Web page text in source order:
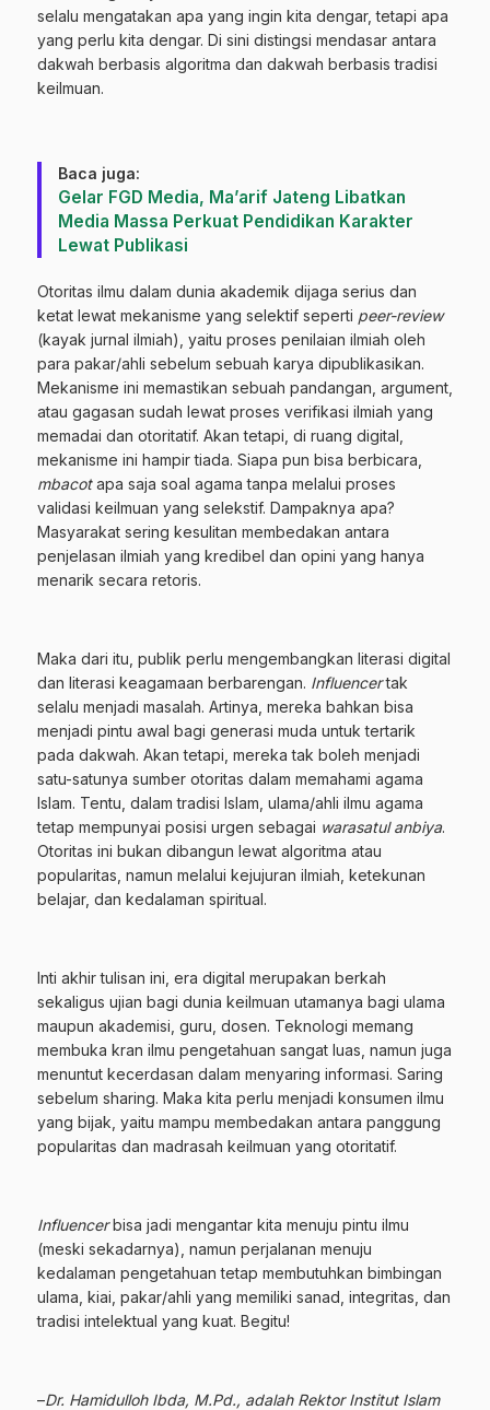
selalu mengatakan apa yang ingin kita dengar, tetapi apa
yang perlu kita dengar. Di sini distingsi mendasar antara
dakwah berbasis algoritma dan dakwah berbasis tradisi
keilmuan.
Baca juga:
‎Gelar FGD Media, Ma’arif Jateng Libatkan
Media Massa Perkuat Pendidikan Karakter
Lewat Publikasi
Otoritas ilmu dalam dunia akademik dijaga serius dan
ketat lewat mekanisme yang selektif seperti peer-review
(kayak jurnal ilmiah), yaitu proses penilaian ilmiah oleh
para pakar/ahli sebelum sebuah karya dipublikasikan.
Mekanisme ini memastikan sebuah pandangan, argument,
atau gagasan sudah lewat proses verifikasi ilmiah yang
memadai dan otoritatif. Akan tetapi, di ruang digital,
mekanisme ini hampir tiada. Siapa pun bisa berbicara,
mbacotapa saja soal agama tanpa melalui proses
validasi keilmuan yang selekstif. Dampaknya apa?
Masyarakat sering kesulitan membedakan antara
penjelasan ilmiah yang kredibel dan opini yang hanya
menarik secara retoris.
Maka dari itu, publik perlu mengembangkan literasi digital
dan literasi keagamaan berbarengan. Influencertak
selalu menjadi masalah. Artinya, mereka bahkan bisa
menjadi pintu awal bagi generasi muda untuk tertarik
pada dakwah. Akan tetapi, mereka tak boleh menjadi
satu-satunya sumber otoritas dalam memahami agama
Islam. Tentu, dalam tradisi Islam, ulama/ahli ilmu agama
tetap mempunyai posisi urgen sebagai warasatul anbiya.
Otoritas ini bukan dibangun lewat algoritma atau
popularitas, namun melalui kejujuran ilmiah, ketekunan
belajar, dan kedalaman spiritual.
Inti akhir tulisan ini, era digital merupakan berkah
sekaligus ujian bagi dunia keilmuan utamanya bagi ulama
maupun akademisi, guru, dosen. Teknologi memang
membuka kran ilmu pengetahuan sangat luas, namun juga
menuntut kecerdasan dalam menyaring informasi. Saring
sebelum sharing. Maka kita perlu menjadi konsumen ilmu
yang bijak, yaitu mampu membedakan antara panggung
popularitas dan madrasah keilmuan yang otoritatif.
Influencerbisa jadi mengantar kita menuju pintu ilmu
(meski sekadarnya), namun perjalanan menuju
kedalaman pengetahuan tetap membutuhkan bimbingan
ulama, kiai, pakar/ahli yang memiliki sanad, integritas, dan
tradisi intelektual yang kuat. Begitu!
–Dr. Hamidulloh Ibda, M.Pd., adalah Rektor Institut Islam